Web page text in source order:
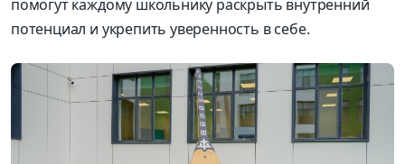
помогут каждому школьнику раскрыть внутренний
потенциал и укрепить уверенность в себе.